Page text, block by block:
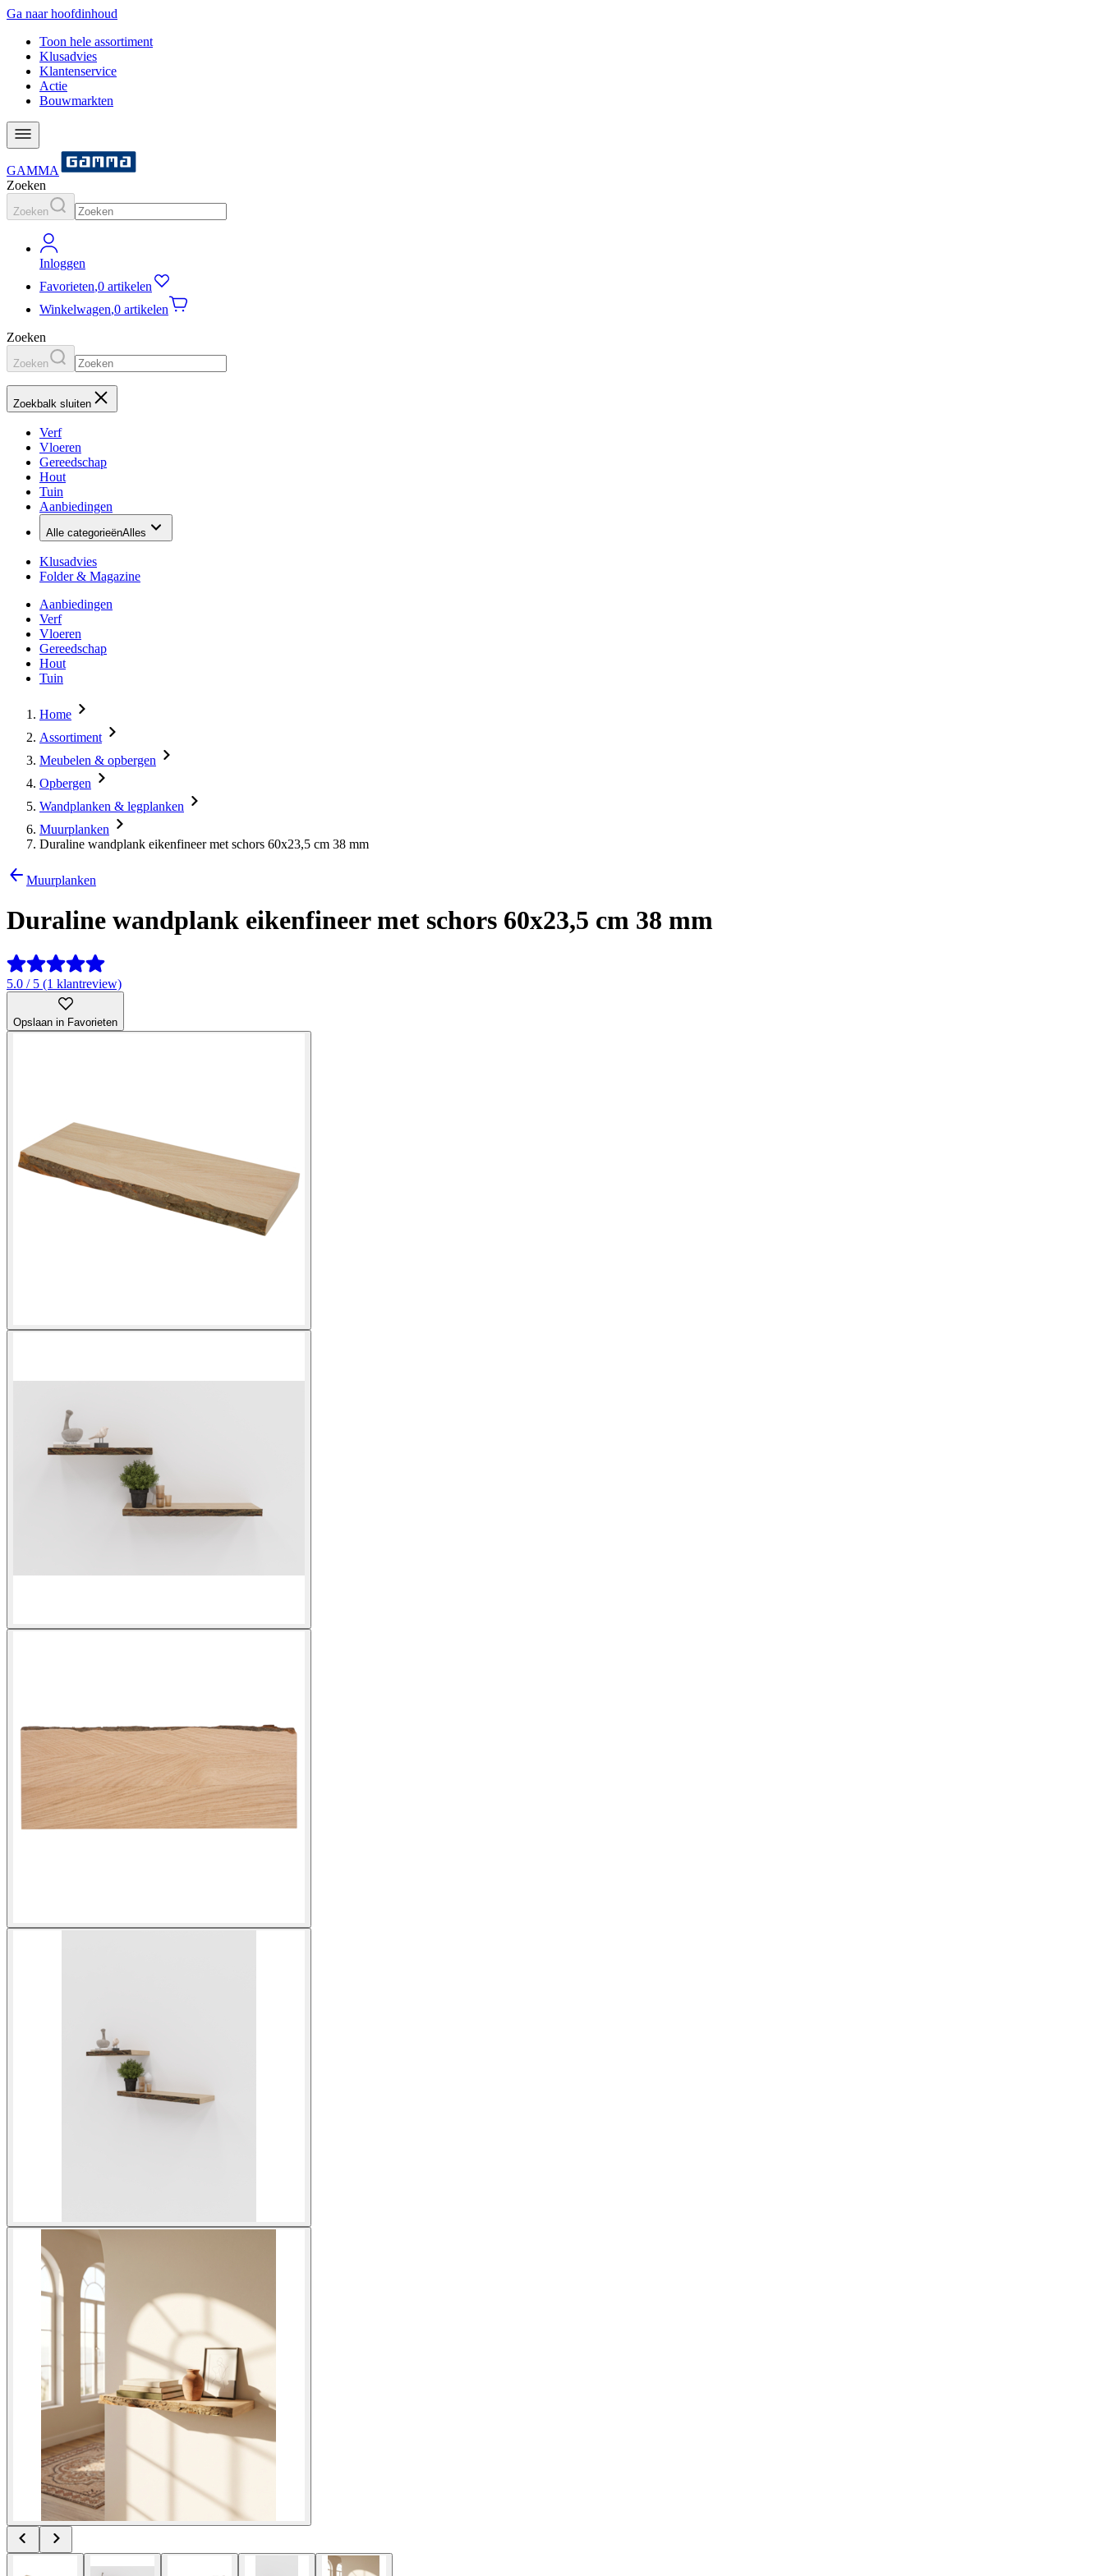
Ga naar hoofdinhoud
Toon hele assortiment
Klusadvies
Klantenservice
Actie
Bouwmarkten
GAMMA
Zoeken
Zoeken
Inloggen
Favorieten,0 artikelen
Winkelwagen,0 artikelen
Zoeken
Zoeken
Zoekbalk sluiten
Verf
Vloeren
Gereedschap
Hout
Tuin
Aanbiedingen
Alle categorieënAlles
Klusadvies
Folder & Magazine
Aanbiedingen
Verf
Vloeren
Gereedschap
Hout
Tuin
Home
Assortiment
Meubelen & opbergen
Opbergen
Wandplanken & legplanken
Muurplanken
Duraline wandplank eikenfineer met schors 60x23,5 cm 38 mm
Muurplanken
Duraline wandplank eikenfineer met schors 60x23,5 cm 38 mm
5.0 / 5 (1 klantreview)
Opslaan in Favorieten